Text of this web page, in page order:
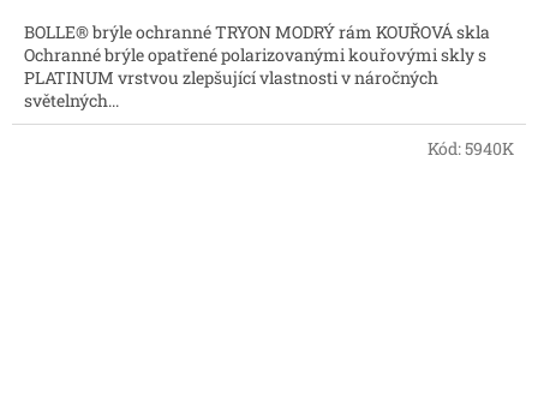
BOLLE® brýle ochranné TRYON MODRÝ rám KOUŘOVÁ skla
Ochranné brýle opatřené polarizovanými kouřovými skly s
PLATINUM vrstvou zlepšující vlastnosti v náročných
světelných...
Kód:5940K